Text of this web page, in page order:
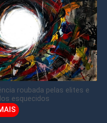
roubada pelas elites e
esquecidos